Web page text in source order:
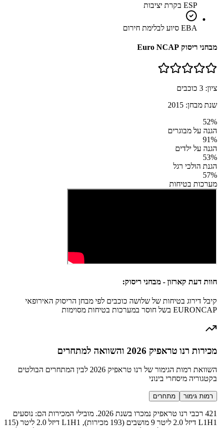
ESP בקרת יציבות
EBA סיוע לבלימת חירום
מבחני ריסוק Euro NCAP
ציון: 3 כוכבים
שנת מבחן: 2015
52%
הגנה על מבוגרים
91%
הגנה על ילדים
53%
הגנת הולכי רגל
57%
מערכות בטיחות
חוות דעת קארזון - מבחני ריסוק:
קיבל דירוג בטיחות של שלושה כוכבים לפי מבחן הריסוק האירופאי
EURONCAP בשל חוסר במערכות בטיחות מסוימות
מכירות רנו טראפיק 2026 והשוואה למתחרים
השוואת רמות הגימור של רנו טראפיק 2026 לבין המתחרים הבולטים
בקטגוריה מיסחרי בינוני
רמות גימור מתחרים
421 רכבי רנו טראפיק נמכרו בשנת 2026. מובילי המכירות הם: נוסעים
L1H1 דיזל 2.0 ליטר 9 מושבים (193 מכירות), L1H1 דיזל 2.0 ליטר (115